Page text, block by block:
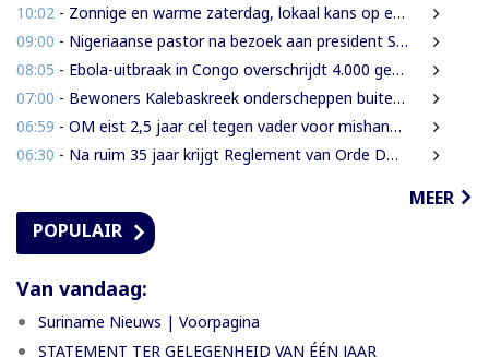
10:02 - Zonnige en warme zaterdag, lokaal kans op een bui
09:00 - Nigeriaanse pastor na bezoek aan president Simons: ‘Toename van rijkdom in Suriname’
08:05 - Ebola-uitbraak in Congo overschrijdt 4.000 gevallen
07:00 - Bewoners Kalebaskreek onderscheppen buitenlanders met illegaal geweer en communicatieapparatuur
06:59 - OM eist 2,5 jaar cel tegen vader voor mishandeling en verwaarlozing van gezin
06:30 - Na ruim 35 jaar krijgt Reglement van Orde DNA grondige herziening
MEER
POPULAIR
Van vandaag:
Suriname Nieuws | Voorpagina
STATEMENT TER GELEGENHEID VAN ÉÉN JAAR